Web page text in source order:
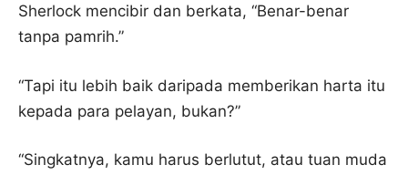
Sherlock mencibir dan berkata, “Benar-benar
tanpa pamrih.”
“Tapi itu lebih baik daripada memberikan harta itu
kepada para pelayan, bukan?”
“Singkatnya, kamu harus berlutut, atau tuan muda